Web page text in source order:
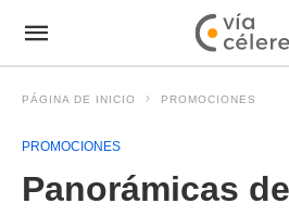
PÁGINA DE INICIO PROMOCIONES
PROMOCIONES
Panorámicas